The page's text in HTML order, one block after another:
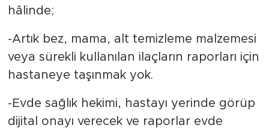
hâlinde;
-Artık bez, mama, alt temizleme malzemesi
veya sürekli kullanılan ilaçların raporları için
hastaneye taşınmak yok.
-Evde sağlık hekimi, hastayı yerinde görüp
dijital onayı verecek ve raporlar evde